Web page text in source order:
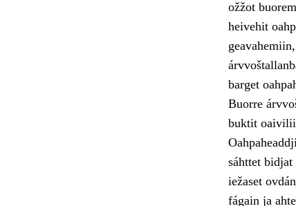
ožžot
heivehit
barget
Buorre
buktit
sáhttet
iežaset
fágain ja